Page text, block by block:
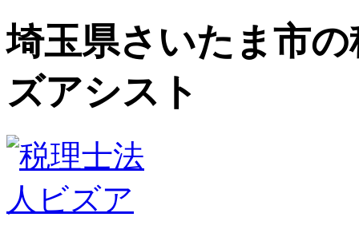
埼玉県さいたま市
ズアシスト